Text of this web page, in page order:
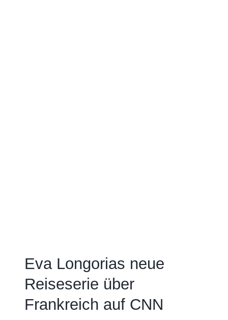
Eva Longorias neue
Reiseserie über
Frankreich auf CNN